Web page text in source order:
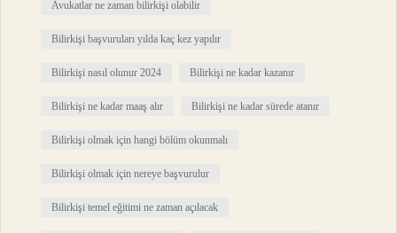
Avukatlar ne zaman bilirkişi olabilir
Bilirkişi başvuruları yılda kaç kez yapılır
Bilirkişi nasıl olunur 2024 Bilirkişi ne kadar kazanır
Bilirkişi ne kadar maaş alır Bilirkişi ne kadar sürede atanır
Bilirkişi olmak için hangi bölüm okunmalı
Bilirkişi olmak için nereye başvurulur
Bilirkişi temel eğitimi ne zaman açılacak